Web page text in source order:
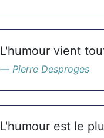
L'humour vient
Pierre Desproges
L'humour est le